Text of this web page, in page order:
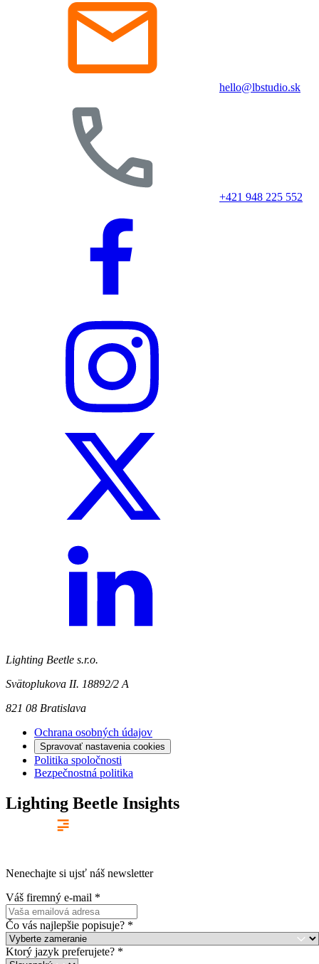
hello@lbstudio.sk
+421 948 225 552
Lighting Beetle s.r.o.
Svätoplukova II. 18892/2 A
821 08 Bratislava
Ochrana osobných údajov
Spravovať nastavenia cookies
Politika spoločnosti
Bezpečnostná politika
Lighting Beetle Insights
Nenechajte si ujsť náš newsletter
Váš firemný e-mail *
Čo vás najlepšie popisuje? *
Ktorý jazyk preferujete? *